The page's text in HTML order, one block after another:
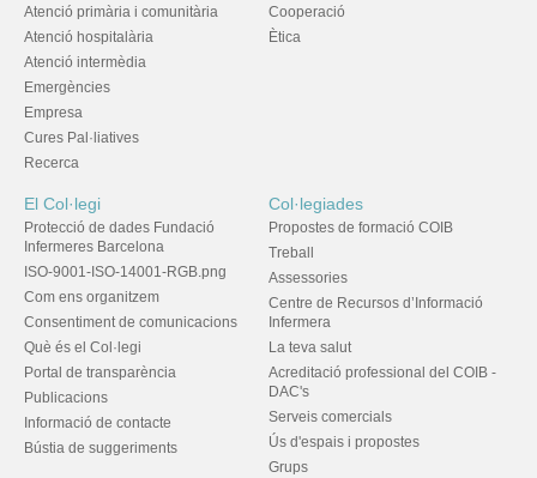
Atenció primària i comunitària
Atenció hospitalària
Atenció intermèdia
Emergències
Empresa
Cures Pal·liatives
Recerca
Cooperació
Ètica
El Col·legi
Protecció de dades Fundació
Infermeres Barcelona
ISO-9001-ISO-14001-RGB.png
Com ens organitzem
Consentiment de comunicacions
Què és el Col·legi
Portal de transparència
Publicacions
Informació de contacte
Bústia de suggeriments
Col·legiades
Propostes de formació COIB
Treball
Assessories
Centre de Recursos d’Informació
Infermera
La teva salut
Acreditació professional del COIB -
DAC's
Serveis comercials
Ús d'espais i propostes
Grups